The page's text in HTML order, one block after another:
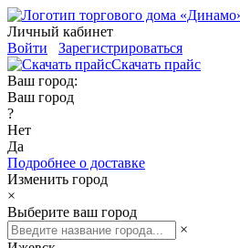
Личный кабинет
Войти
Зарегистрироваться
Скачать прайс
Ваш город:
Ваш город
?
Нет
Да
Подробнее о доставке
Изменить город
×
Выберите ваш город
×